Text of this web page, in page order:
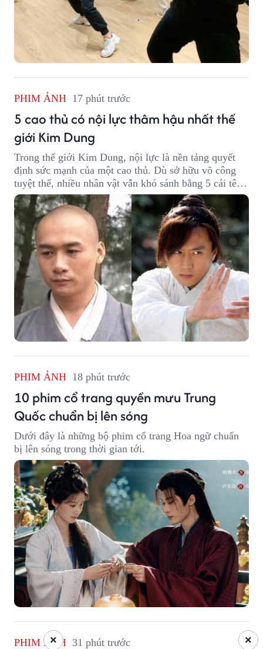
PHIM ẢNH 17 phút trước
5 cao thủ có nội lực thâm hậu nhất thế
giới Kim Dung
Trong thế giới Kim Dung, nội lực là nền tảng quyết
định sức mạnh của một cao thủ. Dù sở hữu võ công
tuyệt thế, nhiều nhân vật vẫn khó sánh bằng 5 cái tên
dưới đây về độ thâm hậu của chân khí.
PHIM ẢNH 18 phút trước
10 phim cổ trang quyền mưu Trung
Quốc chuẩn bị lên sóng
Dưới đây là những bộ phim cổ trang Hoa ngữ chuẩn
bị lên sóng trong thời gian tới.
PHIM ẢNH 31 phút trước ×
×